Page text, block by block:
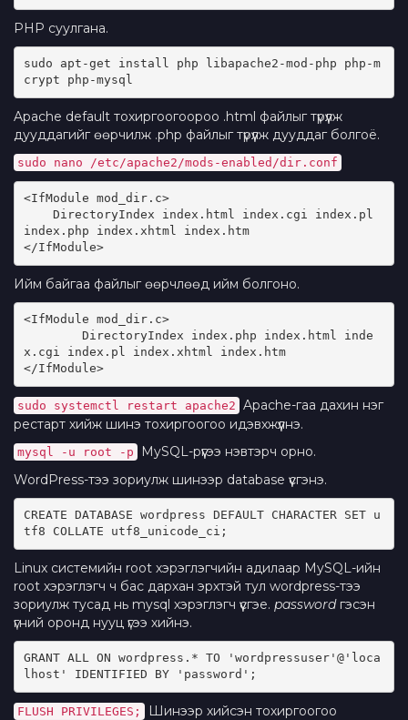
PHP суулгана.
sudo apt-get install php libapache2-mod-php php-m
crypt php-mysql
Apache default тохиргоогоороо .html файлыг түрүүлж
дууддагийг өөрчилж .php файлыг түрүүлж дууддаг болгоё.
sudo nano /etc/apache2/mods-enabled/dir.conf
<IfModule mod_dir.c>
index.php index.xhtml index.htm
</IfModule>
Ийм байгаа файлыг өөрчлөөд ийм болгоно.
<IfModule mod_dir.c>
x.cgi index.pl index.xhtml index.htm
</IfModule>
sudo systemctl restart apache2 Apache-гаа дахин нэг
рестарт хийж шинэ тохиргоогоо идэвхжүүлнэ.
mysql -u root -p
MySQL-рүүгээ нэвтэрч орно.
WordPress-тээ зориулж шинээр database үүсгэнэ.
CREATE DATABASE wordpress DEFAULT CHARACTER SET u
tf8 COLLATE utf8_unicode_ci;
Linux системийн root хэрэглэгчийн адилаар MySQL-ийн
root хэрэглэгч ч бас дархан эрхтэй тул wordpress-тээ
зориулж тусад нь mysql хэрэглэгч үүсгэе. passwordгэсэн
үгний оронд нууц үгээ хийнэ.
GRANT ALL ON wordpress.* TO 'wordpressuser'@'loca
lhost' IDENTIFIED BY 'password';
FLUSH PRIVILEGES;
Шинээр хийсэн тохиргоогоо